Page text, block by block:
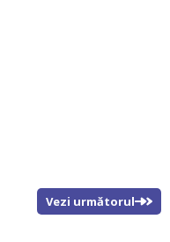
Vezi următorul